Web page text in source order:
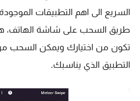
السريع الى اهم التطبيقات
طريق السحب على شاشة الهاتف،
تكون من اختيارك ويمكن السحب من
التطبيق الذي يناسبك.